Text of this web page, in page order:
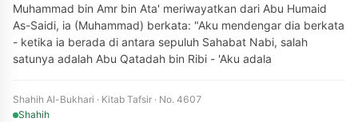
Muhammad bin Amr bin Ata' meriwayatkan dari Abu Humaid
As-Saidi, ia (Muhammad) berkata: "Aku mendengar dia berkata
- ketika ia berada di antara sepuluh Sahabat Nabi, salah
satunya adalah Abu Qatadah bin Ribi - 'Aku adala
Shahih Al-Bukhari · Kitab Tafsir · No. 4607
Shahih